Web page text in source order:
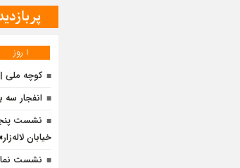
1 روز
کوچه ملی |
انفجار
نشست
خیابان
نشست